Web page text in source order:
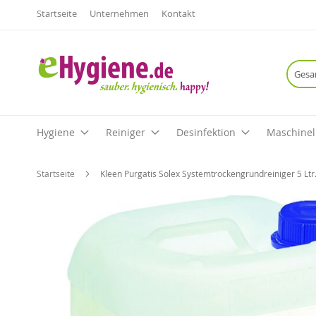
Startseite Unternehmen Kontakt
Hygiene Reiniger Desinfektion
Startseite Kleen Purgatis Solex Systemtrockengrundreiniger 5 Ltr.